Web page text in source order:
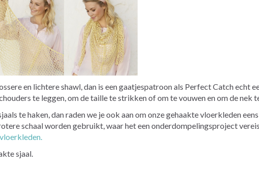
en lichtere shawl, dan is een gaatjespatroon als Perfect Catch echt
te leggen, om de taille te strikken of om te vouwen en om de nek
te haken, dan raden we je ook aan om onze gehaakte vloerkleden
schaal worden gebruikt, waar het een onderdompelingsproject
sjaal.